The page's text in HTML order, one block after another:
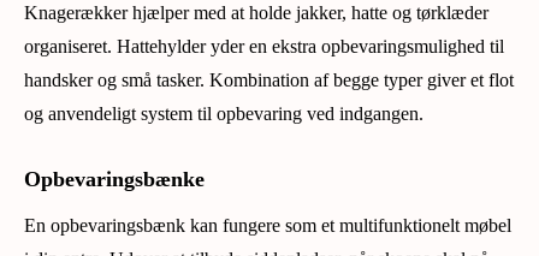
Knagerækker hjælper med at holde jakker, hatte og tørklæder
organiseret. Hattehylder yder en ekstra opbevaringsmulighed til
handsker og små tasker. Kombination af begge typer giver et flot
og anvendeligt system til opbevaring ved indgangen.
Opbevaringsbænke
En opbevaringsbænk kan fungere som et multifunktionelt møbel